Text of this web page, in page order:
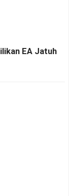
EA Jatuh